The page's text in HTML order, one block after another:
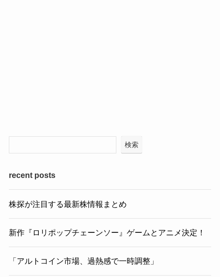
検索
recent posts
株探が注目する最新株情報まとめ
新作『ロリポップチェーンソー』ゲームとアニメ決定！
「アルトコイン市場、過熱感で一時調整」